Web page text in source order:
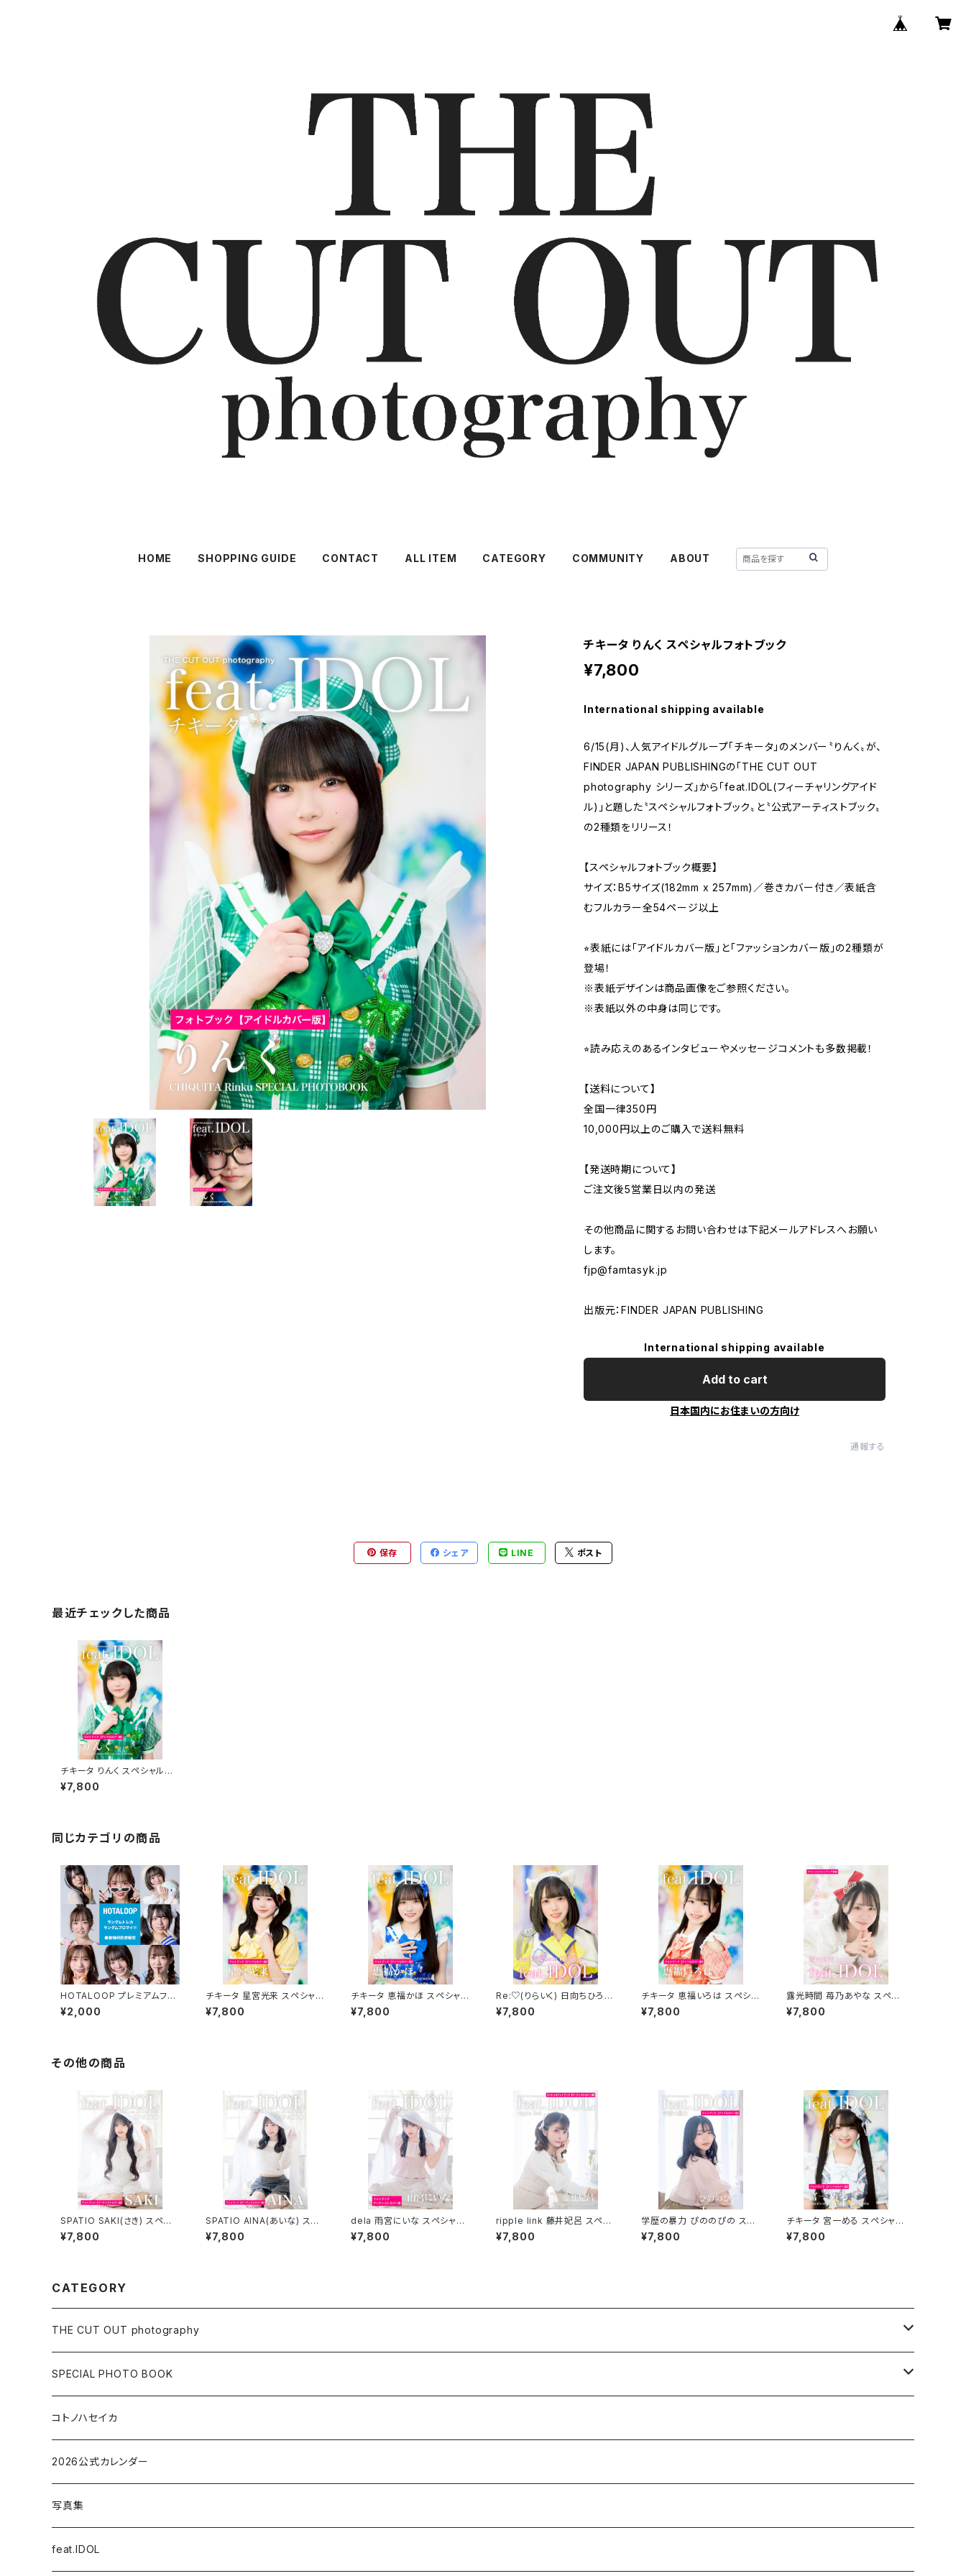
HOME SHOPPING GUIDE CONTACT ALL ITEM CATEGORY COMMUNITY ABOUT
チキータ りんく スペシャルフォトブック
¥7,800
International shipping available
6/15(月)、人気アイドルグループ「チキータ」のメンバー〝りんく〟が、
FINDER JAPAN PUBLISHINGの「THE CUT OUT
photography シリーズ」から「feat.IDOL(フィーチャリングアイド
ル)」と題した〝スペシャルフォトブック〟と〝公式アーティストブック〟
の2種類をリリース！
【スペシャルフォトブック概要】
サイズ：B5サイズ(182mm x 257mm)／巻きカバー付き／表紙含
むフルカラー全54ページ以上
⭐︎表紙には「アイドルカバー版」と「ファッションカバー版」の2種類が
登場！
※表紙デザインは商品画像をご参照ください。
※表紙以外の中身は同じです。
⭐︎読み応えのあるインタビューやメッセージコメントも多数掲載！
【送料について】
全国一律350円
10,000円以上のご購入で送料無料
【発送時期について】
ご注文後5営業日以内の発送
その他商品に関するお問い合わせは下記メールアドレスへお願い
します。
fjp@famtasyk.jp
出版元：FINDER JAPAN PUBLISHING
International shipping available
Add to cart
日本国内にお住まいの方向け
通報する
保存 シェア LINE ポスト
最近チェックした商品
チキータ りんく スペシャルフォ
トブック
¥7,800
同じカテゴリの商品
HOTALOOP プレミアムフォ
トグッズ 新春特別限定販売
¥2,000
チキータ 星宮光来 スペシャル
フォトブック
¥7,800
チキータ 恵福かほ スペシャル
フォトブック
¥7,800
Re:♡(りらいく) 日向ちひろス
ペシャルフォトブック
¥7,800
チキータ 恵福いろは スペシャ
ルフォトブック
¥7,800
露光時間 苺乃あやな スペシ
ャルフォトブック
¥7,800
その他の商品
SPATIO SAKI(さき) スペシャ
ルフォトブック
¥7,800
SPATIO AINA(あいな) スペ
シャルフォトブック
¥7,800
dela 雨宮にいな スペシャル
フォトブック＆公式プロモーシ
ョンブック
¥7,800
ripple link 藤井妃呂 スペシ
ャルフォトブック
¥7,800
学歴の暴力 ぴののぴの スペ
シャルフォトブック
¥7,800
チキータ 宮一める スペシャル
フォトブック
¥7,800
CATEGORY
THE CUT OUT photography
MENS ARTIST
GIRLS ARTIST
SPECIAL PHOTO BOOK
LIVE PHOTO BOOK
LOCATION PHOTO BOOK
STUDIO PHOTO BOOK
STYLE BOOK
コトノハセイカ
2026公式カレンダー
写真集
feat.IDOL